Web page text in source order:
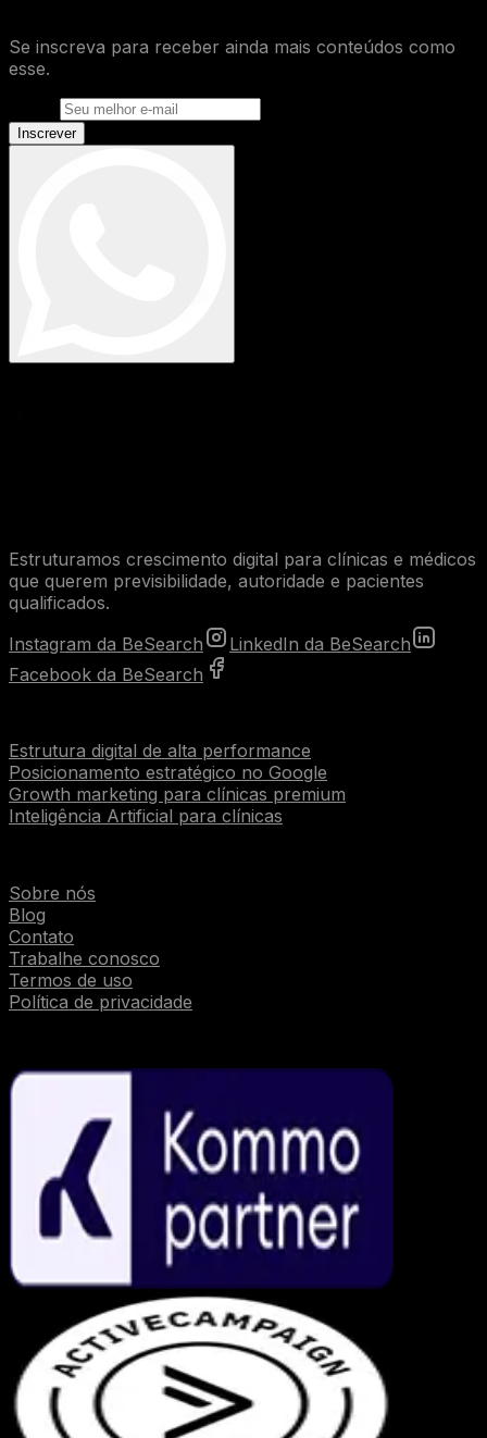
Se inscreva para receber ainda mais conteúdos como
esse.
Inscrever
Estruturamos crescimento digital para clínicas e médicos
que querem previsibilidade, autoridade e pacientes
qualificados.
Instagram da BeSearch
LinkedIn da BeSearch
Facebook da BeSearch
Estrutura digital de alta performance
Posicionamento estratégico no Google
Growth marketing para clínicas premium
Inteligência Artificial para clínicas
Sobre nós
Blog
Contato
Trabalhe conosco
Termos de uso
Política de privacidade